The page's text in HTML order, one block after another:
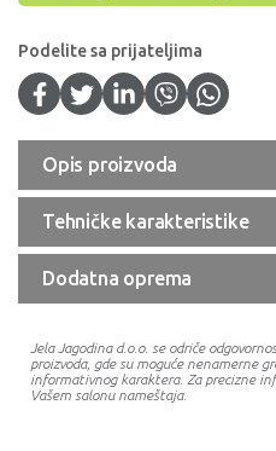
Podelite sa prijateljima
Opis proizvoda
Tehničke karakteristike
Dodatna oprema
Jela Jagodina d.o.o. se odriče
proizvoda, gde su moguće nenamerne
informativnog karaktera. Za precizne
Vašem salonu nameštaja.